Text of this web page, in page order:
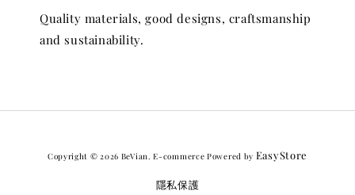
Quality materials, good designs, craftsmanship
and sustainability.
Copyright © 2026 BeVian. E-commerce Powered by EasyStore
隱私保護